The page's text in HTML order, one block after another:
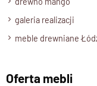
45 cm
Półki, Wnęka
Szuflady
galeria realizacji
meble drewniane
Oferta mebli